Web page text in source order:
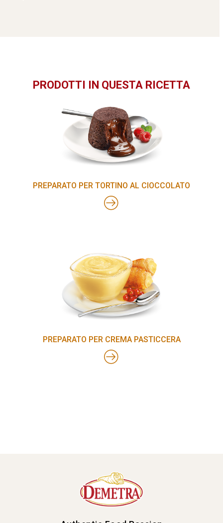
PRODOTTI IN QUESTA RICETTA
PREPARATO PER TORTINO AL CIOCCOLATO
PREPARATO PER CREMA PASTICCERA